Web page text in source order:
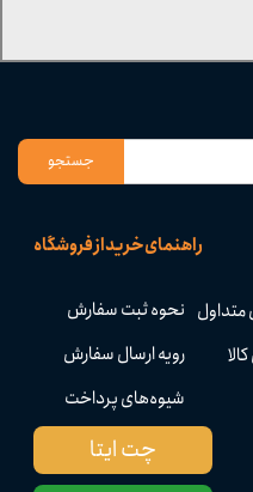
راهنمای خرید از فروشگاه
نحوه ثبت سفارش
رویه ارسال سفارش
شیوه‌های پرداخت
جستجو
چت ایتا